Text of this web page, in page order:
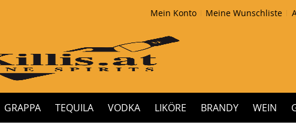
Mein Konto Meine Wunschliste
GRAPPA TEQUILA VODKA LIKÖRE BRANDY WEIN